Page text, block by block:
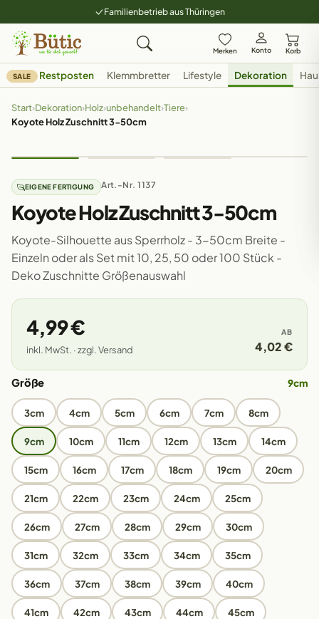
Familienbetrieb aus Thüringen
Merken Konto Korb
SALE Restposten Klemmbretter Lifestyle Dekoration
Start›Dekoration›Holz›unbehandelt›Tiere›
Koyote Holz Zuschnitt 3-50cm
EIGENE FERTIGUNG Art.-Nr. 1137
Koyote Holz Zuschnitt 3-50cm
Koyote-Silhouette aus Sperrholz - 3-50cm Breite -
Einzeln oder als Set mit 10, 25, 50 oder 100 Stück -
Deko Zuschnitte Größenauswahl
4,99 €
inkl. MwSt. · zzgl. Versand
AB
4,02 €
Größe 9cm
3cm 4cm 5cm 6cm 7cm 8cm
9cm 10cm 11cm 12cm 13cm 14cm
15cm 16cm 17cm 18cm 19cm 20cm
21cm 22cm 23cm 24cm 25cm
26cm 27cm 28cm 29cm 30cm
31cm 32cm 33cm 34cm 35cm
36cm 37cm 38cm 39cm 40cm
41cm 42cm 43cm 44cm 45cm